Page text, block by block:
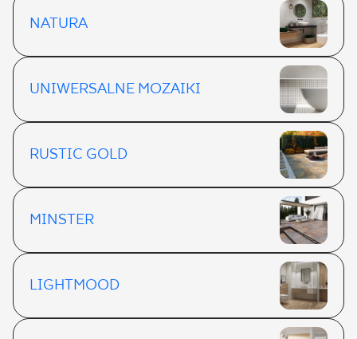
NATURA
UNIWERSALNE MOZAIKI
RUSTIC GOLD
MINSTER
LIGHTMOOD